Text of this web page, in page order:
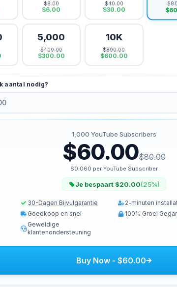
$8.00
$6.00
$40.00
$30.00
5,000
$400.00
$300.00
10K
$800.00
$600.00
aantal nodig?
1,000 YouTube Subscribers
$60.00$80.00
$0.060 per YouTube Subscriber
Je bespaart $20.00(25%)
30-Dagen Bijvulgarantie
2-minuten
Goedkoop en snel
100% Groei
Geweldige
klantenondersteuning
Buy Now - $60.00